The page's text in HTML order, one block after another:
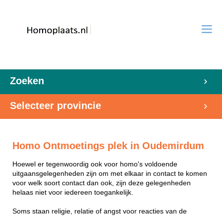
Zoeken
Selecteer provincie
Homo Ontmoetings plek in Oudemirdum
Hoewel er tegenwoordig ook voor homo's voldoende
uitgaansgelegenheden zijn om met elkaar in contact te komen
voor welk soort contact dan ook, zijn deze gelegenheden
helaas niet voor iedereen toegankelijk.
Soms staan religie, relatie of angst voor reacties van de